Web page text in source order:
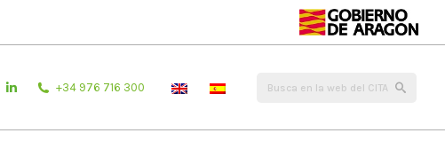
+34 976 716 300